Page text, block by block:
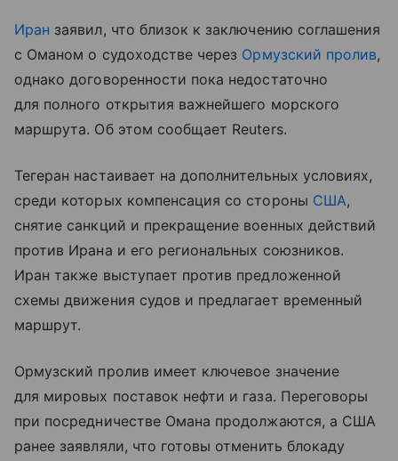
Иран заявил, что близок к заключению соглашения
с Оманом о судоходстве через Ормузский пролив,
однако договоренности пока недостаточно
для полного открытия важнейшего морского
маршрута. Об этом сообщает Reuters.
Тегеран настаивает на дополнительных условиях,
среди которых компенсация со стороны США,
снятие санкций и прекращение военных действий
против Ирана и его региональных союзников.
Иран также выступает против предложенной
схемы движения судов и предлагает временный
маршрут.
Ормузский пролив имеет ключевое значение
для мировых поставок нефти и газа. Переговоры
при посредничестве Омана продолжаются, а США
ранее заявляли, что готовы отменить блокаду